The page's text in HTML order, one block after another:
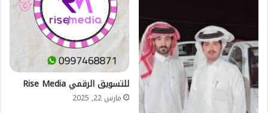
للتسويق الرقمي Rise Media
مارس 22, 2025